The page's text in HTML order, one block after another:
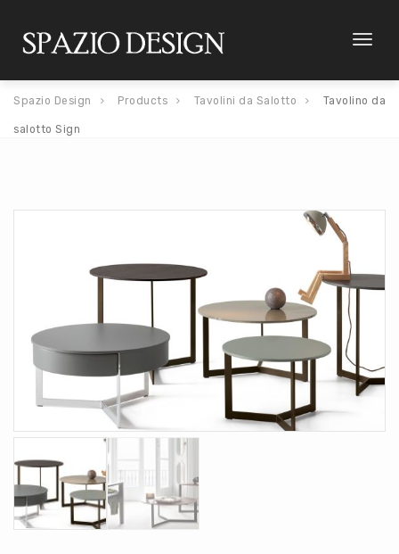
Toggle
Spazio Design Products Tavolini da Salotto Tavolino da
salotto Sign